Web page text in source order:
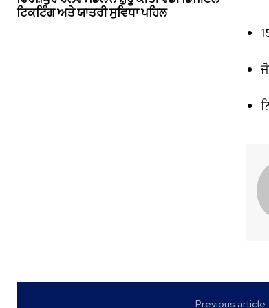
ਟਿਕਟਿੰਗ ਅਤੇ ਯਾਤਰੀ ਸੁਵਿਧਾ ਪਹਿਲ
Previous article